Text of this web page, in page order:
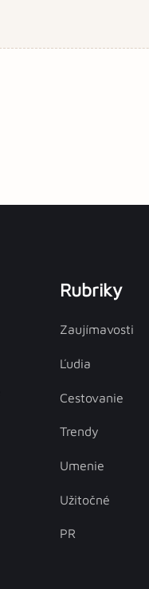
Rubriky
Zaujímavosti
Ľudia
Cestovanie
Trendy
Umenie
Užitočné
PR